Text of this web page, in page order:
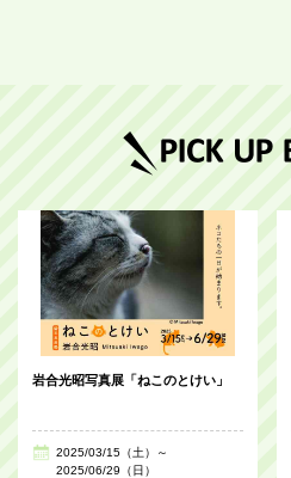
岩合光昭写真展「ねこのとけい」
2025/03/15（土）～
2025/06/29（日）